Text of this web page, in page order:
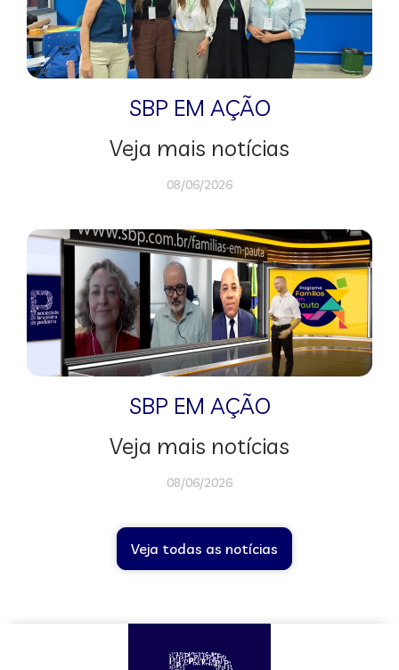
SBP EM AÇÃO
Veja mais notícias
08/06/2026
SBP EM AÇÃO
Veja mais notícias
08/06/2026
Veja todas as notícias